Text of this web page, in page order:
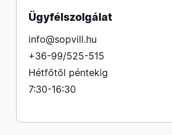
Ügyfélszolgálat
info@sopvill.hu
+36-99/525-515
Hétfőtől péntekig
7:30-16:30